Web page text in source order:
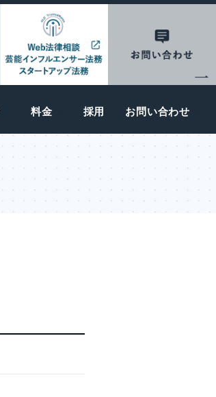
料金 採用 お問い合わせ